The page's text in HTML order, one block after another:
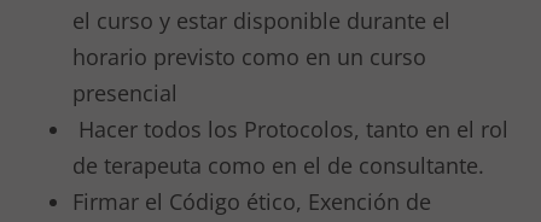
el curso y estar disponible durante el
horario previsto como en un curso
presencial
Hacer todos los Protocolos, tanto en el rol
de terapeuta como en el de consultante.
Firmar el Código ético, Exención de